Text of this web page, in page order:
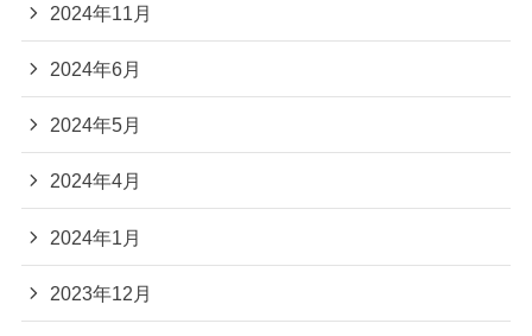
2024年11月
2024年6月
2024年5月
2024年4月
2024年1月
2023年12月